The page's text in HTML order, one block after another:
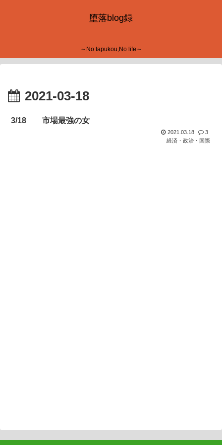
堕落blog録
～No tapukou,No life～
2021-03-18
3/18 市場最強の女
2021.03.18
3
経済・政治・国際